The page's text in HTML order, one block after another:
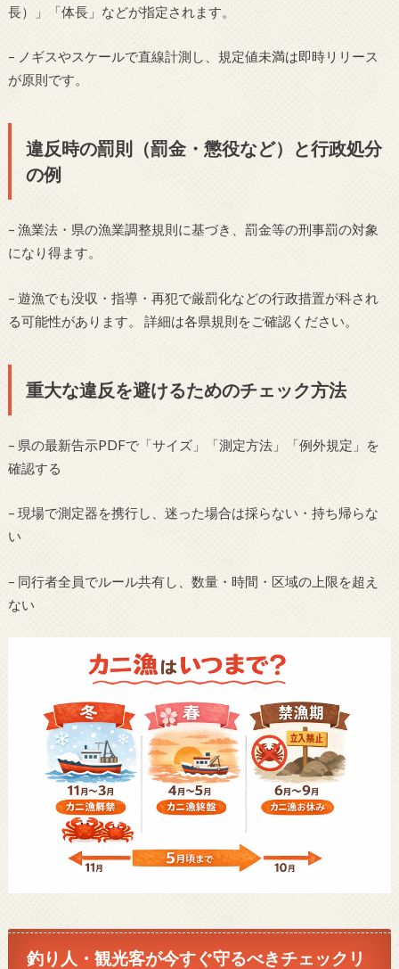
長）」「体長」などが指定されます。
– ノギスやスケールで直線計測し、規定値未満は即時リリース
が原則です。
違反時の罰則（罰金・懲役など）と行政処分
の例
– 漁業法・県の漁業調整規則に基づき、罰金等の刑事罰の対象
になり得ます。
– 遊漁でも没収・指導・再犯で厳罰化などの行政措置が科され
る可能性があります。 詳細は各県規則をご確認ください。
重大な違反を避けるためのチェック方法
– 県の最新告示PDFで「サイズ」「測定方法」「例外規定」を
確認する
– 現場で測定器を携行し、迷った場合は採らない・持ち帰らな
い
– 同行者全員でルール共有し、数量・時間・区域の上限を超え
ない
釣り人・観光客が今すぐ守るべきチェックリ